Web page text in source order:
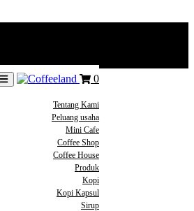
0
Tentang Kami
Peluang usaha
Mini Cafe
Coffee Shop
Coffee House
Produk
Kopi
Kopi Kapsul
Sirup